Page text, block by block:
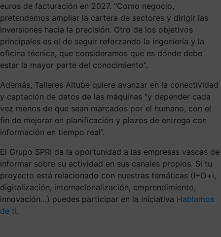
euros de facturación en 2027. “Como negocio,
pretendemos ampliar la cartera de sectores y dirigir las
inversiones hacia la precisión. Otro de los objetivos
principales es el de seguir reforzando la ingeniería y la
oficina técnica, que consideramos que es dónde debe
estar la mayor parte del conocimiento”.
Además, Talleres Altube quiere avanzar en la conectividad
y captación de datos de las máquinas “y depender cada
vez menos de que sean marcados por el humano, con el
fin de mejorar en planificación y plazos de entrega con
información en tiempo real”.
El Grupo SPRI da la oportunidad a las empresas vascas de
informar sobre su actividad en sus canales propios. Si tu
proyecto está relacionado con nuestras temáticas (I+D+i,
digitalización, internacionalización, emprendimiento,
innovación…) puedes participar en la iniciativa Hablamos
de ti.